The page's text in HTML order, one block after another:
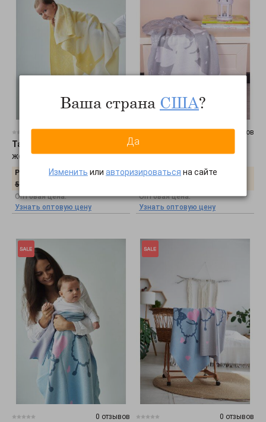
Tashkan
желтый 1727000002
Розничная цена:
571
Оптовая цена:
Узнать оптовую цену
0 отзывов
Tashkan
серый 1727000003
Розничная цена:
Оптовая цена:
Узнать оптовую цену
0 отзывов 0 отзывов
Ваша страна США?
Да
Изменить или авторизироваться на сайте